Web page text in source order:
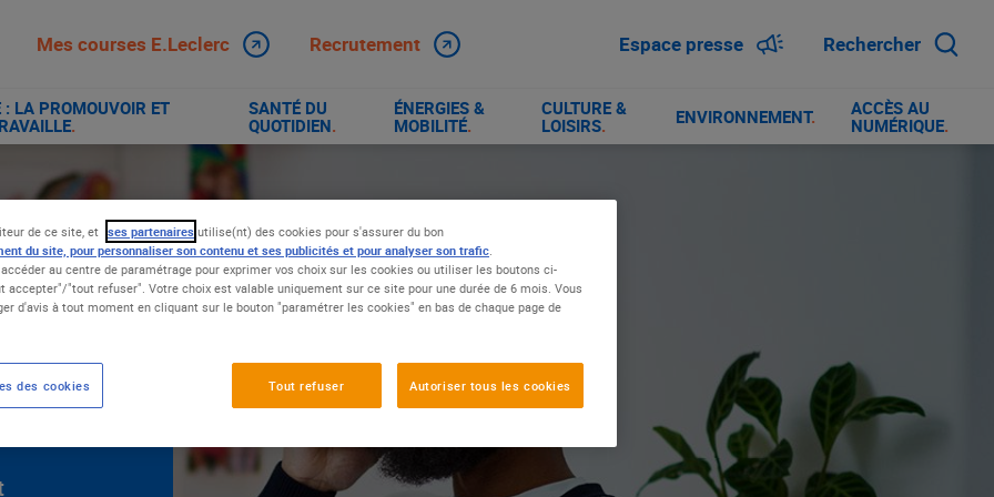
Mes courses E.Leclerc Recrutement Espace presse Rechercher
LA PROMOUVOIR ET
.
SANTÉ DU
QUOTIDIEN.
ÉNERGIES &
MOBILITÉ.
CULTURE &
LOISIRS. ENVIRONNEMENT.
ACCÈS AU
NUMÉRIQUE.
de ce site, et ses partenaires utilise(nt) des cookies pour s'assurer du bon
du site, pour personnaliser son contenu et ses publicités et pour analyser son trafic
accéder au centre de paramétrage pour exprimer vos choix sur les cookies ou utiliser les boutons ci-
accepter"/"tout refuser". Votre choix est valable uniquement sur ce site pour une durée de 6 mois. Vous
d'avis à tout moment en cliquant sur le bouton "paramétrer les cookies" en bas de chaque page de
Tout refuser Autoriser tous les cookies
des cookies